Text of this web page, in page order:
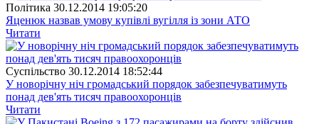
Полiтика 30.12.2014 19:05:20
Яценюк назвав умову купівлі вугілля із зони АТО
Читати
Суспiльство 30.12.2014 18:52:44
У новорічну ніч громадський порядок забезпечуватимуть
понад дев'ять тисяч правоохоронців
Читати